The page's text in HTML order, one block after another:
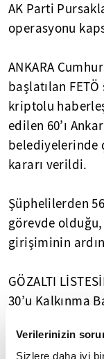
Verilerinizin
Sizlere daha iyi
AK Parti
operasyonu
ANKARA
başlatılan
kriptolu
edilen 60’ı
belediyelerinde
kararı verildi.
Şüphelilerden
görevde
girişiminin
GÖZALTI
30’u Kalkınma
gözaltı kararı